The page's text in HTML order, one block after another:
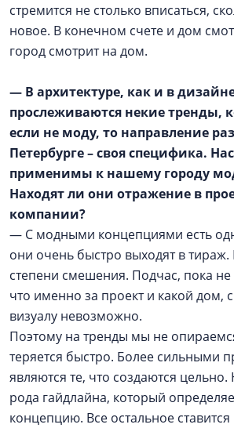
стремится не столько вписаться,
новое. В конечном счете и дом
город смотрит на дом.
— В архитектуре, как и в
прослеживаются некие тренды,
если не моду, то направление
Петербурге – своя специфика.
применимы к нашему городу
Находят ли они отражение в
компании?
— С модными концепциями есть
они очень быстро выходят в тираж.
степени смешения. Подчас, пока не
что именно за проект и какой дом,
визуалу невозможно.
Поэтому на тренды мы не
теряется быстро. Более сильными
являются те, что создаются
рода гайдлайна, который
концепцию. Все остальное